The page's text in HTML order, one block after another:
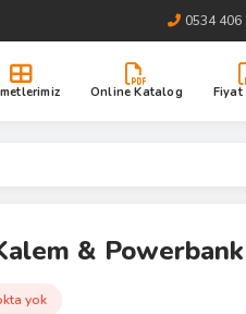
0534 406
Online Katalog Fiyat
&
yok